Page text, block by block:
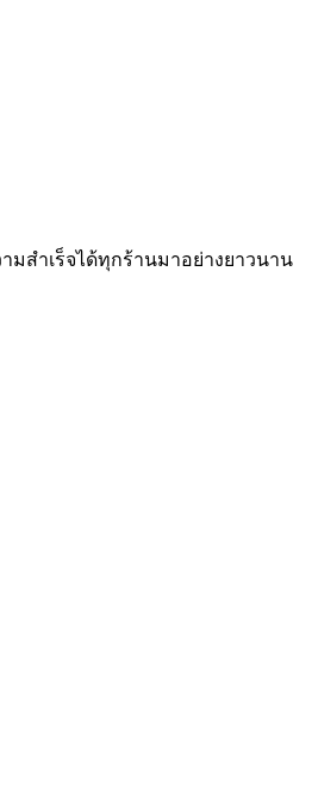
สำเร็จได้ทุกร้านมาอย่างยาวนาน